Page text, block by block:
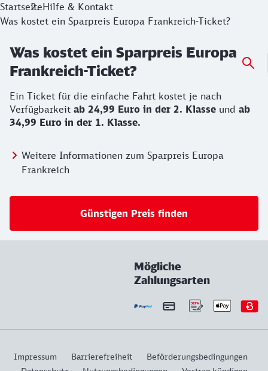
StartseiteHilfe & Kontakt
Was kostet ein Sparpreis Europa Frankreich-Ticket?
Was kostet ein Sparpreis Europa
Frankreich-Ticket?
Ein Ticket für die einfache Fahrt kostet je nach
Verfügbarkeit ab 24,99 Euro in der 2. Klasse und ab
34,99 Euro in der 1. Klasse.
Weitere Informationen zum Sparpreis Europa
Frankreich
Günstigen Preis finden
Mögliche
Zahlungsarten
Impressum Barrierefreiheit
Beförderungsbedingungen